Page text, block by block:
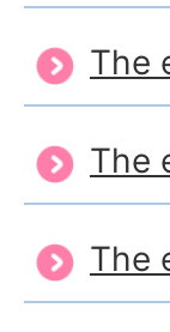
The
The
The